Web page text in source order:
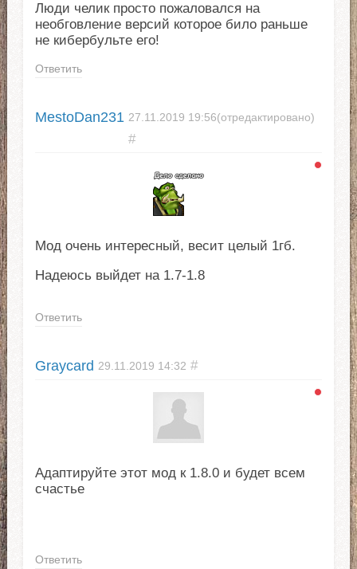
Люди челик просто пожаловался на
необговление версий которое било раньше
не кибербульте его!
Ответить
MestoDan231 27.11.2019 19:56(отредактировано)
#
Мод очень интересный, весит целый 1гб.
Надеюсь выйдет на 1.7-1.8
Ответить
Graycard 29.11.2019 14:32 #
Адаптируйте этот мод к 1.8.0 и будет всем
счастье
Ответить